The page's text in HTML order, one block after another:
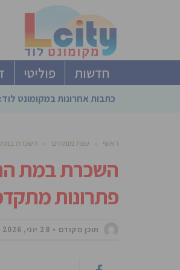
חדשות פוליטי
כתבות אחרונות במקומונט לוד:
ראשי » עצת מומחים » השכרת במת
השכרת במת
פתרונות
תוכן מקודם 28 יוני, 2026